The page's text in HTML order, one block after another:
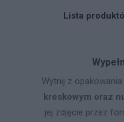
Lista
Wytnij z
kreskowym oraz
jej zdjęcie przez